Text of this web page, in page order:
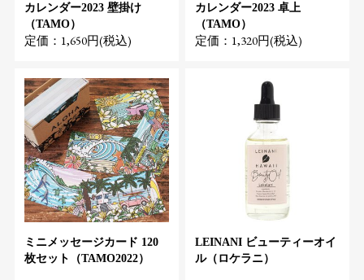
カレンダー2023 壁掛け
（TAMO）
定価：1,650円(税込)
カレンダー2023 卓上
（TAMO）
定価：1,320円(税込)
ミニメッセージカード 120
枚セット（TAMO2022）
LEINANI ビューティーオイ
ル（ロケラニ）